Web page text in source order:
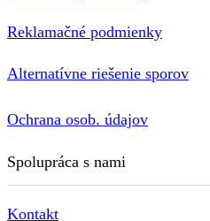
Reklamačné podmienky
Alternatívne riešenie sporov
Ochrana osob. údajov
Spolupráca s nami
Kontakt